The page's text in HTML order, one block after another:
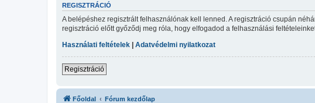
REGISZTRÁCIÓ
A belépéshez regisztrált felhasználónak kell lenned. A regisztráció csupán
regisztráció előtt győződj meg róla, hogy elfogadod a felhasználási
Használati feltételek | Adatvédelmi nyilatkozat
Regisztráció
Főoldal Fórum kezdőlap